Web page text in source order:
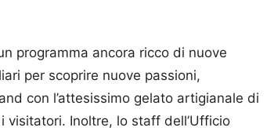
programma ancora ricco di nuove
per scoprire nuove passioni,
con l’attesissimo gelato artigianale di
visitatori. Inoltre, lo staff dell’Ufficio